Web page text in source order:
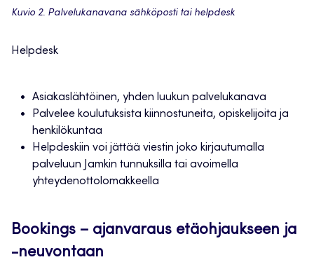
Kuvio 2. Palvelukanavana sähköposti tai helpdesk
Helpdesk
Asiakaslähtöinen, yhden luukun palvelukanava
Palvelee koulutuksista kiinnostuneita, opiskelijoita ja
henkilökuntaa
Helpdeskiin voi jättää viestin joko kirjautumalla
palveluun Jamkin tunnuksilla tai avoimella
yhteydenottolomakkeella
Bookings – ajanvaraus etäohjaukseen ja
-neuvontaan